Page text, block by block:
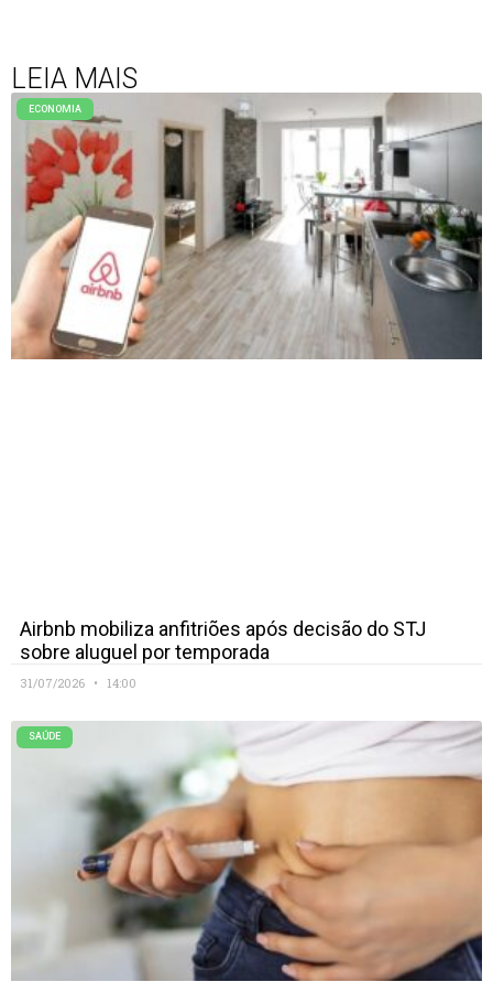
LEIA MAIS
ECONOMIA
Airbnb mobiliza anfitriões após decisão do STJ
sobre aluguel por temporada
31/07/2026 14:00
SAÚDE